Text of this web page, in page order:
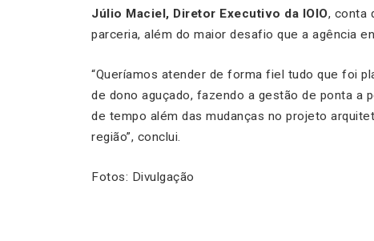
Júlio Maciel, Diretor Executivo da IOIO, conta
parceria, além do maior desafio que a agência
“Queríamos atender de forma fiel tudo que foi
de dono aguçado, fazendo a gestão de ponta a
de tempo além das mudanças no projeto
região”, conclui.
Fotos: Divulgação